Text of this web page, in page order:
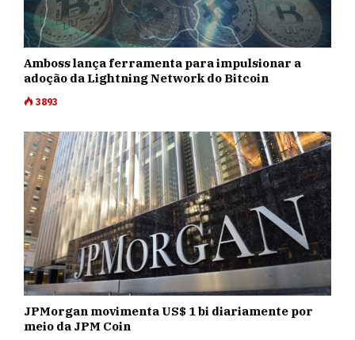
Amboss lança ferramenta para impulsionar a
adoção da Lightning Network do Bitcoin
3893
JPMorgan movimenta US$ 1 bi diariamente por
meio da JPM Coin